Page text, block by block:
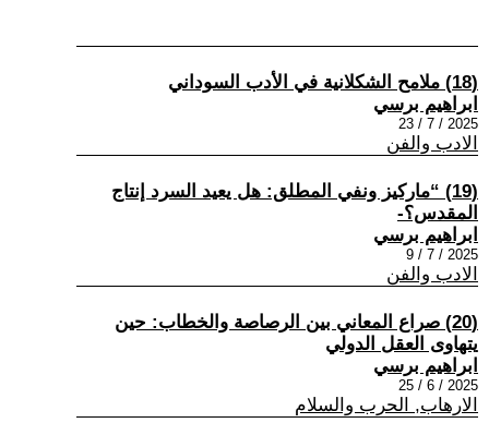
(18) ملامح الشكلانية في الأدب السوداني
ابراهيم برسي
2025 / 7 / 23
الادب والفن
(19) “ماركيز ونفي المطلق: هل يعيد السرد إنتاج
المقدس؟-
ابراهيم برسي
2025 / 7 / 9
الادب والفن
(20) صراع المعاني بين الرصاصة والخطاب: حين
يتهاوى العقل الدولي
ابراهيم برسي
2025 / 6 / 25
الارهاب, الحرب والسلام